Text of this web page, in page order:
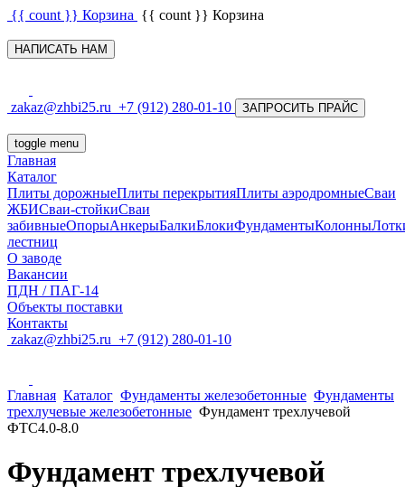
{{ count }} Корзина {{ count }} Корзина
НАПИСАТЬ НАМ
zakaz@zhbi25.ru +7 (912) 280-01-10 ЗАПРОСИТЬ ПРАЙС
toggle menu
Главная
Каталог
Плиты дорожныеПлиты перекрытияПлиты аэродромныеСваи
ЖБИСваи-стойкиСваи
забивныеОпорыАнкерыБалкиБлокиФундаментыКолонны
лестниц
О заводе
Вакансии
ПДН / ПАГ-14
Объекты поставки
Контакты
zakaz@zhbi25.ru +7 (912) 280-01-10
Главная Каталог Фундаменты железобетонные Фундаменты
трехлучевые железобетонные Фундамент трехлучевой
ФТС4.0-8.0
Фундамент трехлучевой